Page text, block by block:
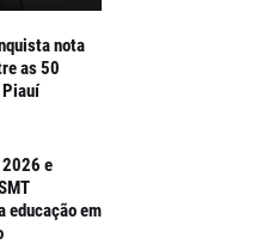
nota
as 50
e
educação em